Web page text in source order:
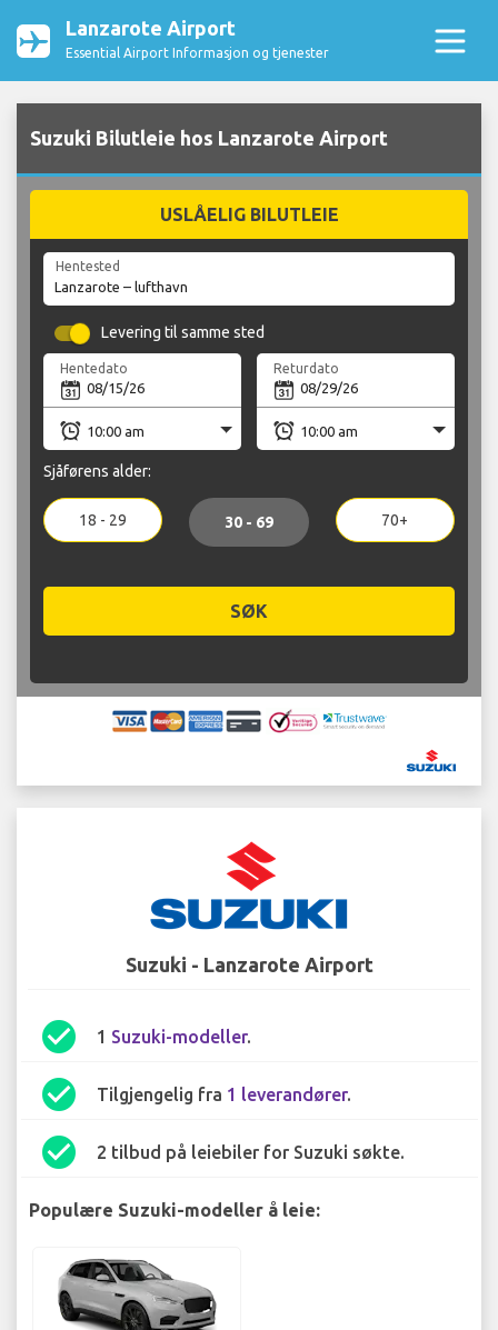
Lanzarote Airport
Essential Airport Informasjon og tjenester
Suzuki Bilutleie hos Lanzarote Airport
USLÅELIG BILUTLEIE
Hentested
Levering til samme sted
Hentedato Returdato
Sjåførens alder:
18 - 29 30 - 69 70+
SØK
Suzuki - Lanzarote Airport
check_circle 1 Suzuki-modeller.
check_circle Tilgjengelig fra 1 leverandører.
check_circle 2 tilbud på leiebiler for Suzuki søkte.
Populære Suzuki-modeller å leie: